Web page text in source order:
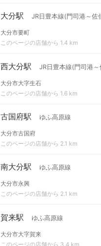
大分駅 JR日豊本線(門司港～佐
大分市要町
このページの店舗から 1.4 km
西大分駅 JR日豊本線(門司港～
大分市大字生石
このページの店舗から 1.6 km
古国府駅 ゆふ高原線
大分市古国府
このページの店舗から 2.1 km
南大分駅 ゆふ高原線
大分市永興
このページの店舗から 2.1 km
賀来駅 ゆふ高原線
大分市大字賀来
このページの店舗から 3.4 km